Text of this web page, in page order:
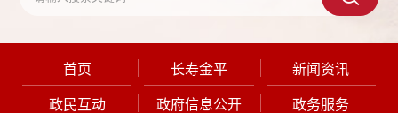
首页 长寿金平 新闻资讯
政民互动 政府信息公开 政务服务